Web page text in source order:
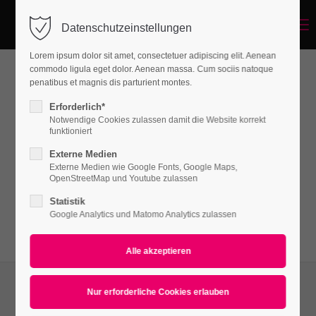
Login
Benutzername
Passwort
Anmelden
Support
Lorem ipsum dolor sit amet:
Lorem ipsum dolor sit amet, consectetuer
adipiscing elit. Aenean commodo ligula eget
dolor. Aenean massa.
Datenschutzeinstellungen
Lorem ipsum dolor sit amet, consectetuer adipiscing elit. Aenean
commodo ligula eget dolor. Aenean massa. Cum sociis natoque
penatibus et magnis dis parturient montes.
Erforderlich*
Notwendige Cookies zulassen damit die Website korrekt
funktioniert
Externe Medien
Externe Medien wie Google Fonts, Google Maps,
OpenStreetMap und Youtube zulassen
Statistik
Google Analytics und Matomo Analytics zulassen